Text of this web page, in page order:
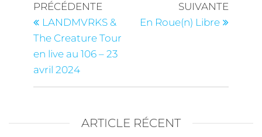
PRÉCÉDENTE
LANDMVRKS &
The Creature Tour
en live au 106 – 23
avril 2024
SUIVANTE
En Roue(n) Libre
ARTICLE RÉCENT